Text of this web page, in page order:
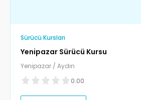
Sürücü Kursları
Yenipazar Sürücü Kursu
Yenipazar / Aydın
0.00